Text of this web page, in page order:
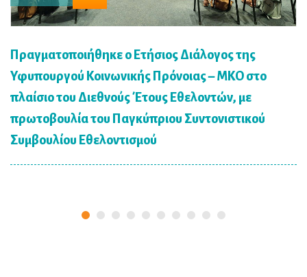
Πραγματοποιήθηκε ο Ετήσιος Διάλογος της
Υφυπουργού Κοινωνικής Πρόνοιας – ΜΚΟ στο
πλαίσιο του Διεθνούς Έτους Εθελοντών, με
πρωτοβουλία του Παγκύπριου Συντονιστικού
Συμβουλίου Εθελοντισμού